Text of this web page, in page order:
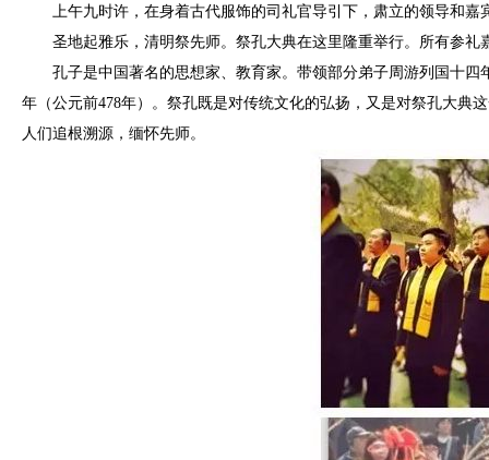
上午九时许，在身着古代服饰的司礼官导引下，肃立的领导和嘉
圣地起雅乐，清明祭先师。祭孔大典在这里隆重举行。所有参礼
孔子是中国著名的思想家、教育家。带领部分弟子周游列国十四
年（公元前478年）。祭孔既是对传统文化的弘扬，又是对祭孔大典
人们追根溯源，缅怀先师。